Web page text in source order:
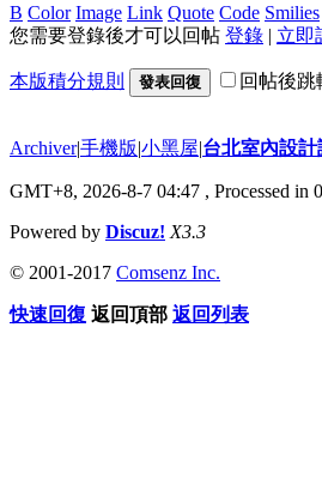
B Color Image Link Quote Code Smilies
您需要登錄後才可以回帖 登錄 | 立即
本版積分規則 發表回復 回帖後
Archiver|手機版|小黑屋|台北室內設計
GMT+8, 2026-8-7 04:47 , Processed in
Powered by Discuz! X3.3
© 2001-2017 Comsenz Inc.
快速回復 返回頂部 返回列表